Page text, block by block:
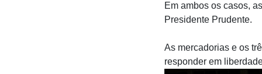
Em ambos os casos,
Presidente Prudente.
As mercadorias e os
responder em